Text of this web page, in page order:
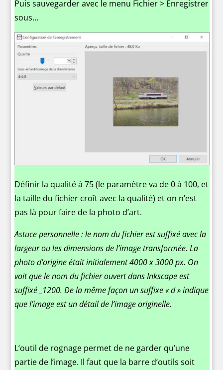
Puis sauvegarder avec le menu Fichier > Enregistrer
sous…
Définir la qualité à 75 (le paramètre va de 0 à 100, et
la taille du fichier croît avec la qualité) et on n’est
pas là pour faire de la photo d’art.
Astuce personnelle : le nom du fichier est suffixé avec la
largeur ou les dimensions de l’image transformée. La
photo d’origine était initialement 4000 x 3000 px. On
voit que le nom du fichier ouvert dans Inkscape est
suffixé _1200. De la même façon un suffixe « d » indique
que l’image est un détail de l’image originelle.
L’outil de rognage permet de ne garder qu’une
partie de l’image. Il faut que la barre d’outils soit